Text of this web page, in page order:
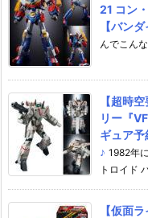
21 コン
【バン
んでこん
【超時
リー『
ギュア
♪ 1982年
トロイド
【仮面